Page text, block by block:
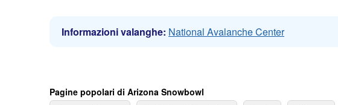
Informazioni valanghe: National Avalanche Center
Pagine popolari di Arizona Snowbowl